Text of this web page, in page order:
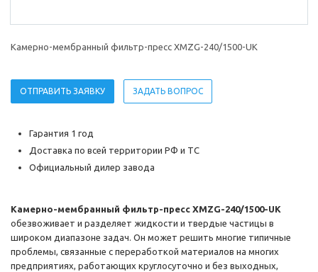
Камерно-мембранный фильтр-пресс XMZG-240/1500-UK
ОТПРАВИТЬ ЗАЯВКУ ЗАДАТЬ ВОПРОС
Гарантия 1 год
Доставка по всей территории РФ и ТС
Официальный дилер завода
Камерно-мембранный фильтр-пресс XMZG-240/1500-UK
обезвоживает и разделяет жидкости и твердые частицы в
широком диапазоне задач. Он может решить многие типичные
проблемы, связанные с переработкой материалов на многих
предприятиях, работающих круглосуточно и без выходных,